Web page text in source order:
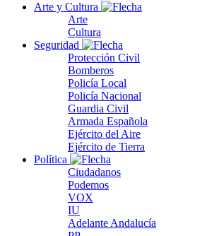
Arte y Cultura
Arte
Cultura
Seguridad
Protección Civil
Bomberos
Policía Local
Policía Nacional
Guardia Civil
Armada Española
Ejército del Aire
Ejército de Tierra
Política
Ciudadanos
Podemos
VOX
IU
Adelante Andalucía